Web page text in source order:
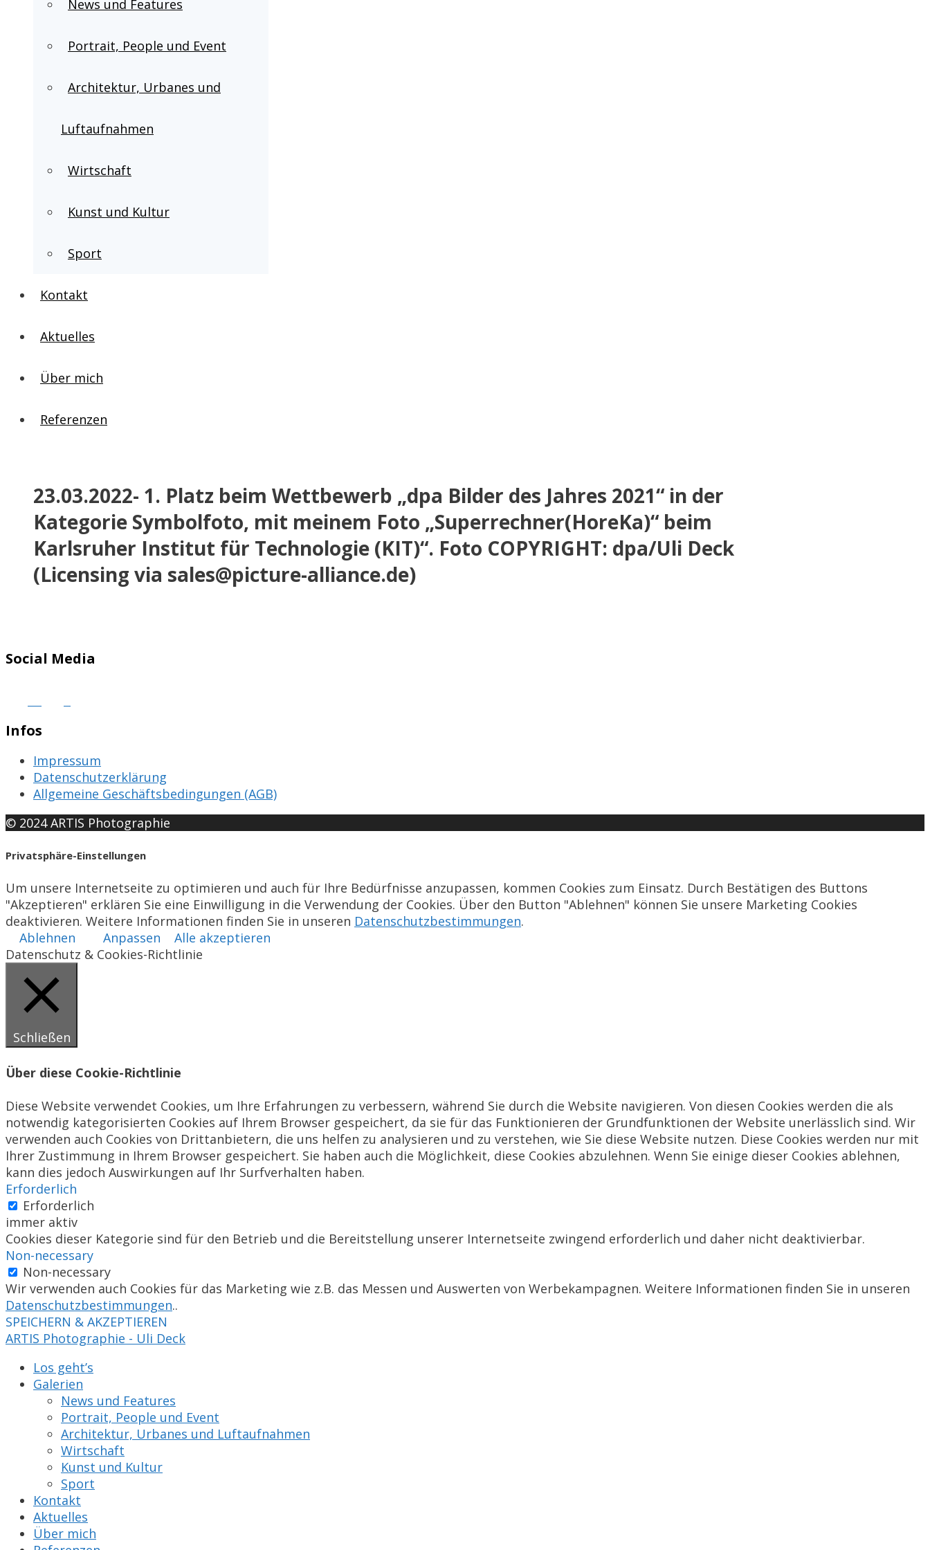
News und Features
Portrait, People und Event
Architektur, Urbanes und
Luftaufnahmen
Wirtschaft
Kunst und Kultur
Sport
Kontakt
Aktuelles
Über mich
Referenzen
23.03.2022- 1. Platz beim Wettbewerb „dpa Bilder des Jahres 2021“ in der
Kategorie Symbolfoto, mit meinem Foto „Superrechner(HoreKa)“ beim
Karlsruher Institut für Technologie (KIT)“. Foto COPYRIGHT: dpa/Uli Deck
(Licensing via sales@picture-alliance.de)
Social Media
Infos
Impressum
Datenschutzerklärung
Allgemeine Geschäftsbedingungen (AGB)
© 2024 ARTIS Photographie
Privatsphäre-Einstellungen
Um unsere Internetseite zu optimieren und auch für Ihre Bedürfnisse anzupassen, kommen Cookies zum Einsatz. Durch Bestätigen des Buttons
"Akzeptieren" erklären Sie eine Einwilligung in die Verwendung der Cookies. Über den Button "Ablehnen" können Sie unsere Marketing Cookies
deaktivieren. Weitere Informationen finden Sie in unseren Datenschutzbestimmungen.
Ablehnen
Anpassen
Alle akzeptieren
Datenschutz & Cookies-Richtlinie
Schließen
Über diese Cookie-Richtlinie
Diese Website verwendet Cookies, um Ihre Erfahrungen zu verbessern, während Sie durch die Website navigieren. Von diesen Cookies werden die als
notwendig kategorisierten Cookies auf Ihrem Browser gespeichert, da sie für das Funktionieren der Grundfunktionen der Website unerlässlich sind. Wir
verwenden auch Cookies von Drittanbietern, die uns helfen zu analysieren und zu verstehen, wie Sie diese Website nutzen. Diese Cookies werden nur mit
Ihrer Zustimmung in Ihrem Browser gespeichert. Sie haben auch die Möglichkeit, diese Cookies abzulehnen. Wenn Sie einige dieser Cookies ablehnen,
kann dies jedoch Auswirkungen auf Ihr Surfverhalten haben.
Erforderlich
Erforderlich
immer aktiv
Cookies dieser Kategorie sind für den Betrieb und die Bereitstellung unserer Internetseite zwingend erforderlich und daher nicht deaktivierbar.
Non-necessary
Non-necessary
Wir verwenden auch Cookies für das Marketing wie z.B. das Messen und Auswerten von Werbekampagnen. Weitere Informationen finden Sie in unseren
Datenschutzbestimmungen..
SPEICHERN & AKZEPTIEREN
ARTIS Photographie - Uli Deck
Los geht’s
Galerien
News und Features
Portrait, People und Event
Architektur, Urbanes und Luftaufnahmen
Wirtschaft
Kunst und Kultur
Sport
Kontakt
Aktuelles
Über mich